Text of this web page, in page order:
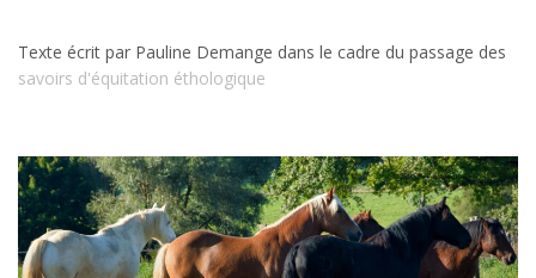
Texte écrit par Pauline Demange dans le cadre du passage des
savoirs d'équitation éthologique